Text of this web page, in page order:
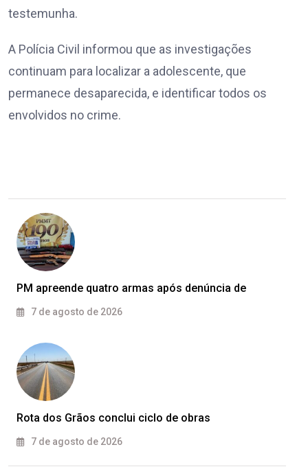
testemunha.
A Polícia Civil informou que as investigações
continuam para localizar a adolescente, que
permanece desaparecida, e identificar todos os
envolvidos no crime.
PM apreende quatro armas após denúncia de
7 de agosto de 2026
Rota dos Grãos conclui ciclo de obras
7 de agosto de 2026